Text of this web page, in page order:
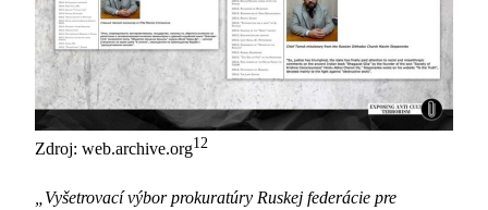
Zdroj: web.archive.org12
„Vyšetrovací výbor prokuratúry Ruskej federácie pre